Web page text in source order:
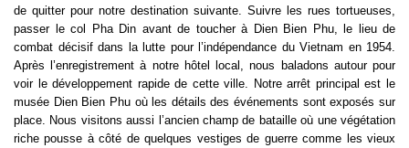
de quitter pour notre destination suivante. Suivre les rues tortueuses,
passer le col Pha Din avant de toucher à Dien Bien Phu, le lieu de
combat décisif dans la lutte pour l’indépendance du Vietnam en 1954.
Après l’enregistrement à notre hôtel local, nous baladons autour pour
voir le développement rapide de cette ville. Notre arrêt principal est le
musée Dien Bien Phu où les détails des événements sont exposés sur
place. Nous visitons aussi l’ancien champ de bataille où une végétation
riche pousse à côté de quelques vestiges de guerre comme les vieux